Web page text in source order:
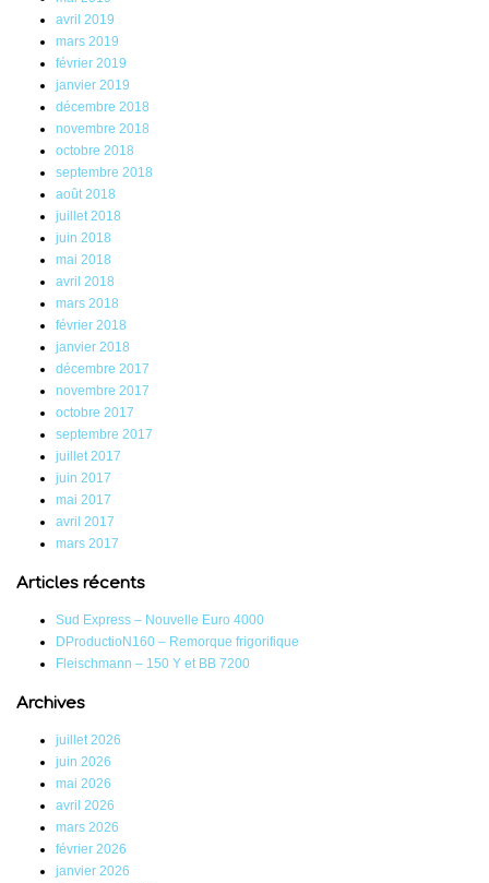
avril 2019
mars 2019
février 2019
janvier 2019
décembre 2018
novembre 2018
octobre 2018
septembre 2018
août 2018
juillet 2018
juin 2018
mai 2018
avril 2018
mars 2018
février 2018
janvier 2018
décembre 2017
novembre 2017
octobre 2017
septembre 2017
juillet 2017
juin 2017
mai 2017
avril 2017
mars 2017
Articles récents
Sud Express – Nouvelle Euro 4000
DProductioN160 – Remorque frigorifique
Fleischmann – 150 Y et BB 7200
Archives
juillet 2026
juin 2026
mai 2026
avril 2026
mars 2026
février 2026
janvier 2026